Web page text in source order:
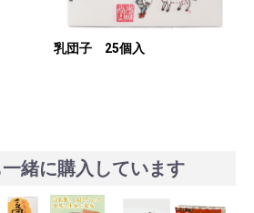
乳団子 25個入
緒に購入しています